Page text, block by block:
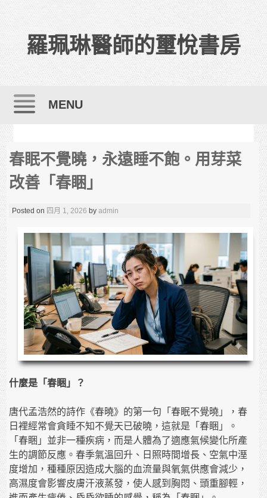
羅珮琳醫師的璽悅書房
MENU
春眠不覺曉，永遠睡不飽。用芽菜
改善「春睏」
Posted on 四月 1, 2026 byadmin
什麼是「春睏」？
唐代孟浩然的詩作《春曉》的第一句「春眠不覺曉」，春
日裡經常會貪睡不知不覺天已破曉，這就是「春睏」。
「春睏」並非一種疾病，而是人體為了適應氣候變化所產
生的調節反應。春季氣溫回升、日照時間增長、空氣中溼
度增加，種種原因造成大腦的血流量與氧氣供應會減少，
高濕度會影響皮膚汗液蒸發，使人感到胸悶、頭重腳輕，